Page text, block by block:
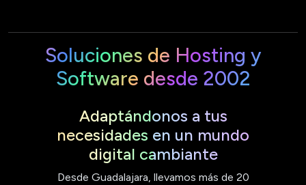
Soluciones de Hosting y
Software desde 2002
Adaptándonos a tus
necesidades en un mundo
digital cambiante
Desde Guadalajara, llevamos más de 20